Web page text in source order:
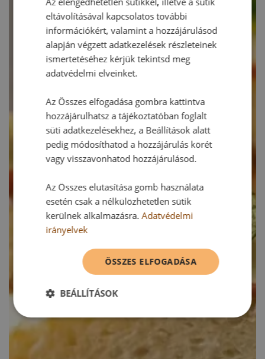
eltávolításával kapcsolatos további
információkért, valamint a hozzájárulásod
alapján végzett adatkezelések részleteinek
ismertetéséhez kérjük tekintsd meg
adatvédelmi elveinket.
Az Összes elfogadása gombra kattintva
hozzájárulhatsz a tájékoztatóban foglalt
süti adatkezelésekhez, a Beállítások alatt
pedig módosíthatod a hozzájárulás körét
vagy visszavonhatod hozzájárulásod.
Az Összes elutasítása gomb használata
esetén csak a nélkülözhetetlen sütik
kerülnek alkalmazásra.Adatvédelmi
irányelvek
ÖSSZES ELFOGADÁSA
BEÁLLÍTÁSOK